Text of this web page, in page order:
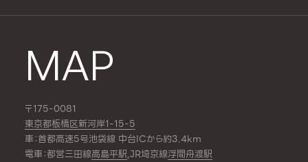
MAP
〒175-0081
東京都板橋区新河岸1-15-5
車：首都高速5号池袋線 中台ICから約3.4km
電車：都営三田線高島平駅,JR埼京線浮間舟渡駅